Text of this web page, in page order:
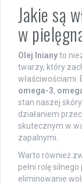
Jakie są
w
Olej lnianyto
twarzy, który
właściwościami.
omega-3,
stan naszej
działaniem
skutecznym w
zapalnymi.
Warto również
pełni rolę
eliminowanie